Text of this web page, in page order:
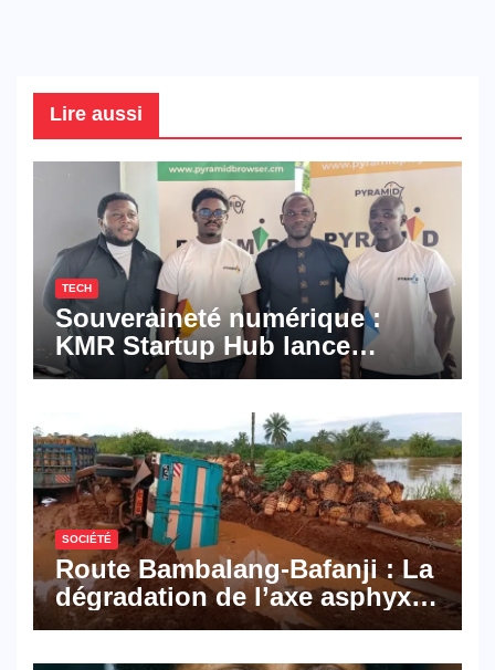
Lire aussi
TECH
Souveraineté numérique :
KMR Startup Hub lance
Pyramid Browser et Pyramid
numériques made in
Cameroon
SOCIÉTÉ
Route Bambalang-Bafanji : La
dégradation de l’axe asphyxie
les activités économiques